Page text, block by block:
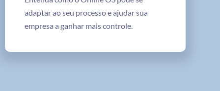
adaptar ao seu processo e ajudar sua
empresa a ganhar mais controle.